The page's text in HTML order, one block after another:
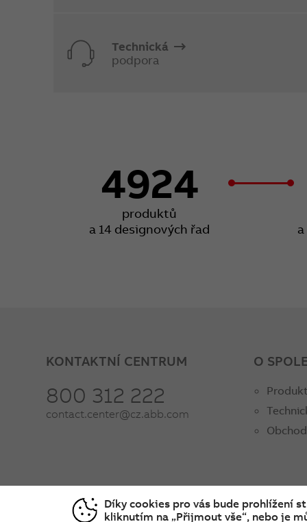
Technická
podpora
4924
produktů
a 14 designových řad
KONTAKTNÍ CENTRUM
800 312 222
contact.center@cz.abb.com
O
Díky cookies pro vás bude prohlížení
kliknutím na „Přijmout vše“, nebo je